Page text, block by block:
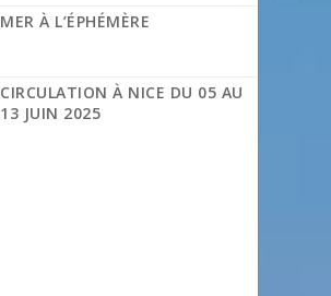
MER À L’ÉPHÉMÈRE
CIRCULATION À NICE DU 05 AU
13 JUIN 2025